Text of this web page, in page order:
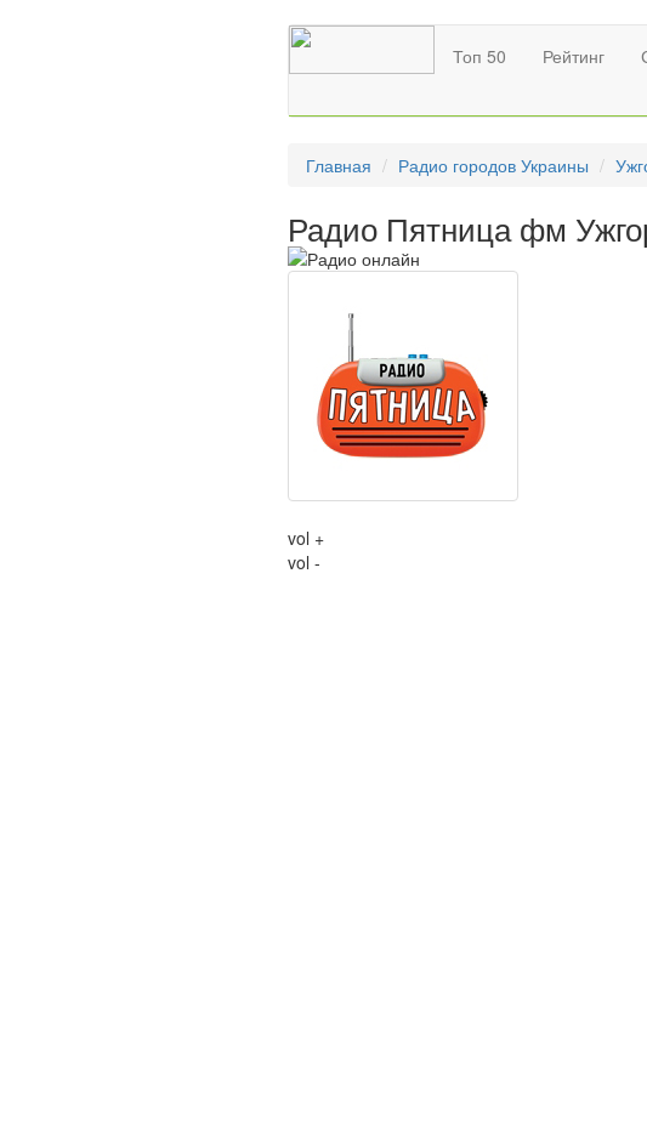
Топ 50 Рейтинг
Главная Радио городов Украины
Радио Пятница фм
vol +
vol -